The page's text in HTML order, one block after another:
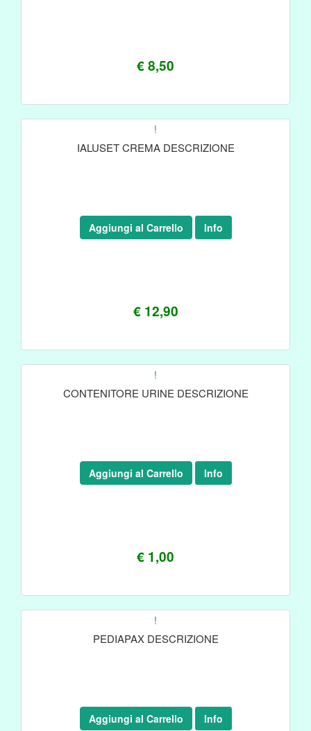
€ 8,50
!
IALUSET CREMA DESCRIZIONE
€ 12,90
Aggiungi al Carrello Info
!
CONTENITORE URINE DESCRIZIONE
€ 1,00
Aggiungi al Carrello Info
!
PEDIAPAX DESCRIZIONE
Aggiungi al Carrello Info